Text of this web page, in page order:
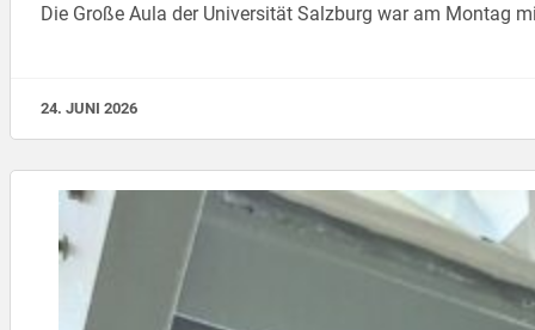
Die Große Aula der Universität Salzburg war am Montag
24. JUNI 2026